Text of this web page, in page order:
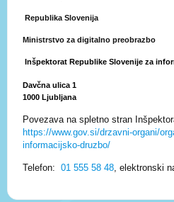
Republika Slovenija
Ministrstvo za digitalno preobrazbo
Inšpektorat Republike Slovenije za
Davčna ulica 1
1000 Ljubljana
Povezava na spletno stran
https://www.gov.si/drzavni-organi/
informacijsko-druzbo/
Telefon: 01 555 58 48 elektronski